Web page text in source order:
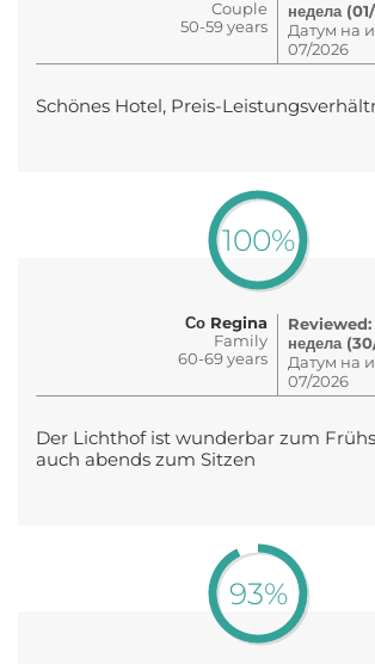
Couple
50-59 years
недела
Датум на
07/2026
Schönes Hotel, Preis-
100%
Со Regina
Family
60-69 years
Reviewed:
недела
Датум на
07/2026
Der Lichthof ist wunderbar zum
auch abends zum Sitzen
93%